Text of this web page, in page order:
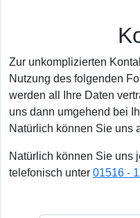
Zur unkomplizierten
Nutzung des folgenden
werden all Ihre Daten
uns dann umgehend bei
Natürlich können Sie uns
Natürlich können Sie uns
telefonisch unter 01516 -